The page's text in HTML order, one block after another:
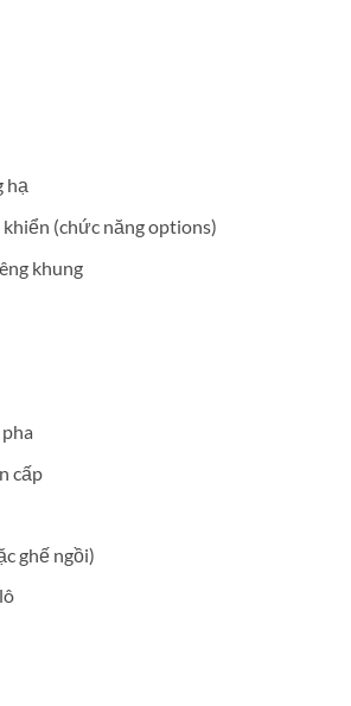
hạ
khiển (chức năng options)
khung
cấp
ghế ngồi)